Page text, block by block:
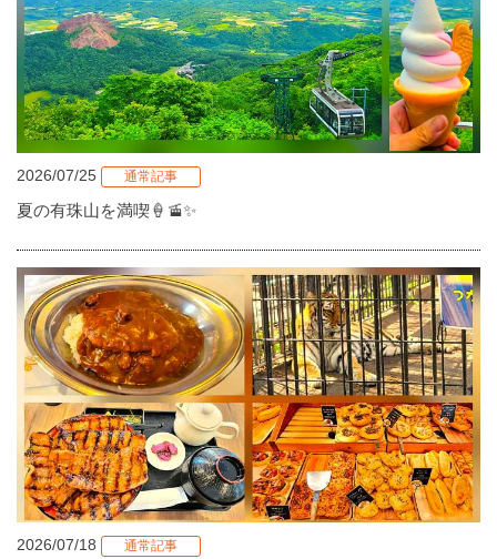
2026/07/25 通常記事
夏の有珠山を満喫🍦🚡✨
2026/07/18 通常記事